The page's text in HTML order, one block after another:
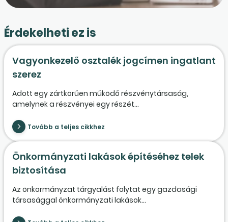
Érdekelheti ez is
Vagyonkezelő osztalék jogcímen ingatlant
szerez
Adott egy zártkörűen működő részvénytársaság,
amelynek a részvényei egy részét...
Tovább a teljes cikkhez
Önkormányzati lakások építéséhez telek
biztosítása
Az önkormányzat tárgyalást folytat egy gazdasági
társasággal önkormányzati lakások...